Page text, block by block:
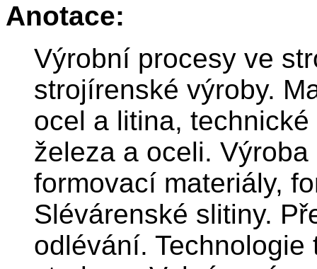
Anotace:
Výrobní procesy ve
strojírenské výroby.
ocel a litina,
železa a oceli.
formovací materiály,
Slévárenské slitiny.
odlévání.